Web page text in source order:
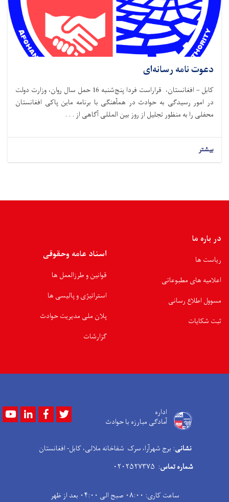
دعوت نامه رسانه‌ای
کابل – افغانستان، قراراست فردا پنج‌شنبه 16 حمل سال روان، وزارت دولت
در امور رسیدگی به حوادث در همآهنگی با برنامه ماین پاکی افغانستان
محفلی را به منظور تجلیل از روز بین المللی آگاهی از . . .
بیشتر
در باره ما
ریاست ها
اعلامیه های مطبوعاتی
مسوول اطلاع رسانی
ثبت شکایات
اسناد عامه وحقوقی
قوانین و طرزالعمل ها
استراتیژی و پالیسی ها
پلان ملی مدیریت حوادث
گزارشات
اداره
آمادگی مبارزه با حوادث
YoutubeLinkedInFacebook
نشانی: برج شهرآرا، سرک شفاخانه ملالی، کابل- افغانستان
شماره تماس: ۰۲۰۲۵۲۷۳۷۵
ساعت کاری: ۰۸:۰۰ صبح الی ۰۴:۰۰ بعد از ظهر